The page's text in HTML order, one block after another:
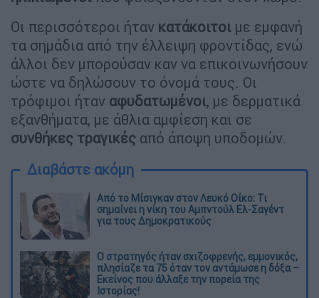
Οι περισσότεροι ήταν κατάκοιτοι με εμφανή
τα σημάδια από την έλλειψη φροντίδας, ενώ
άλλοι δεν μπορούσαν καν να επικοινωνήσουν
ώστε να δηλώσουν το όνομά τους. Οι
τρόφιμοι ήταν αφυδατωμένοι, με δερματικά
εξανθήματα, με άθλια αμφίεση και σε
συνθήκες τραγικές από άποψη υποδομών.
Διαβάστε ακόμη
Από το Μίσιγκαν στον Λευκό Οίκο: Τι
σημαίνει η νίκη του Αμπντούλ Ελ-Σαγέντ
για τους Δημοκρατικούς
O στρατηγός ήταν σχιζοφρενής, εμμονικός,
πλησίαζε τα 75 όταν τον αντάμωσε η δόξα –
Εκείνος που άλλαξε την πορεία της
Ιστορίας!